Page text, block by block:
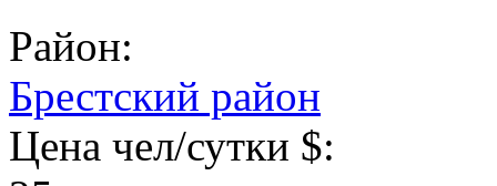
Район:
Брестский район
Цена чел/сутки $: